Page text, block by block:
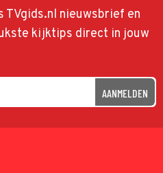
nieuwsbrief en
kijktips direct in jouw
AANMELDEN